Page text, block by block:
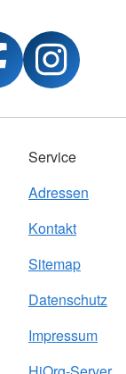
Service
Adressen
Kontakt
Sitemap
Datenschutz
Impressum